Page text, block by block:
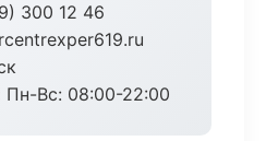
300 12 46
Пн-Вс: 08:00-22:00